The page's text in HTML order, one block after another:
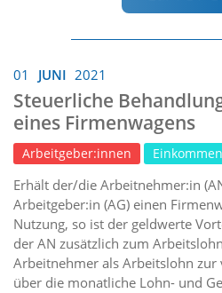
01 JUNI 2021
Steuerliche
eines Firmenwagens
Arbeitgeber:innen
Erhält der/die Arbeitnehmer:in
Arbeitgeber:in (AG) einen
Nutzung, so ist der geldwerte
der AN zusätzlich zum
Arbeitnehmer als Arbeitslohn zur
über die monatliche Lohn- und